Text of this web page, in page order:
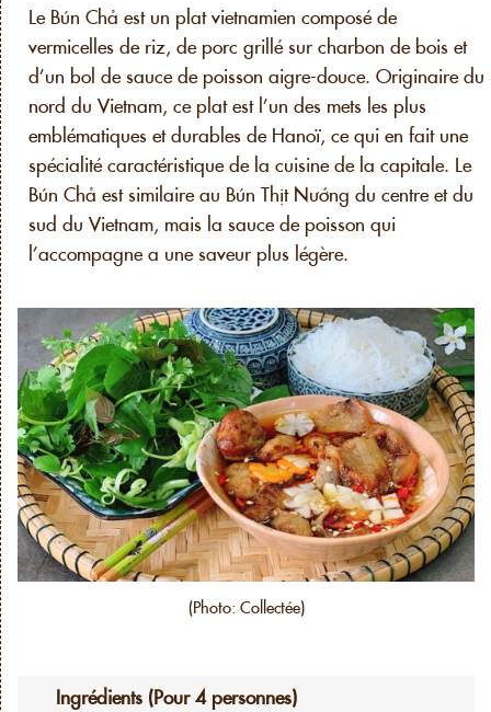
Le Bún Chả est un plat vietnamien composé de
vermicelles de riz, de porc grillé sur charbon de bois et
d’un bol de sauce de poisson aigre-douce. Originaire du
nord du Vietnam, ce plat est l’un des mets les plus
emblématiques et durables de Hanoï, ce qui en fait une
spécialité caractéristique de la cuisine de la capitale. Le
Bún Chả est similaire au Bún Thịt Nướng du centre et du
sud du Vietnam, mais la sauce de poisson qui
l’accompagne a une saveur plus légère.
(Photo: Collectée)
Ingrédients (Pour 4 personnes)